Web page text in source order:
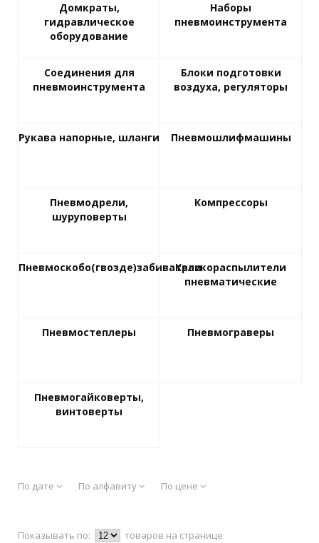
Домкраты,
гидравлическое
оборудование
Наборы
пневмоинструмента
Соединения для
пневмоинструмента
Блоки подготовки
воздуха, регуляторы
Рукава напорные, шланги Пневмошлифмашины
Пневмодрели,
шуруповерты
Компрессоры
Пневмоскобо(гвозде)забивателиКраскораспылители
пневматические
Пневмостеплеры Пневмограверы
Пневмогайковерты,
винтоверты
По дате По алфавиту По цене
Показывать по: товаров на странице